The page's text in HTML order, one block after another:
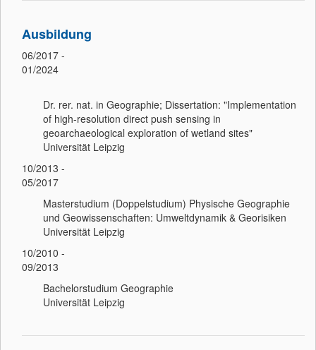
Ausbildung
06/2017 -
01/2024
Dr. rer. nat. in Geographie; Dissertation: "Implementation
of high-resolution direct push sensing in
geoarchaeological exploration of wetland sites"
Universität Leipzig
10/2013 -
05/2017
Masterstudium (Doppelstudium) Physische Geographie
und Geowissenschaften: Umweltdynamik & Georisiken
Universität Leipzig
10/2010 -
09/2013
Bachelorstudium Geographie
Universität Leipzig